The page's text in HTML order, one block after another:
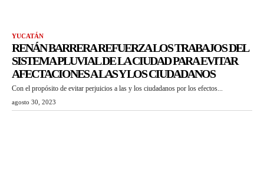
YUCATÁN
RENÁN BARRERA REFUERZA LOS TRABAJOS DEL
SISTEMA PLUVIAL DE LA CIUDAD PARA EVITAR
AFECTACIONES A LAS Y LOS CIUDADANOS
Con el propósito de evitar perjuicios a las y los ciudadanos por los efectos...
agosto 30, 2023